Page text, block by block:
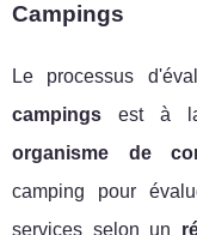
Campings
Le processus
campings est à la
organisme de
camping pour
services selon un